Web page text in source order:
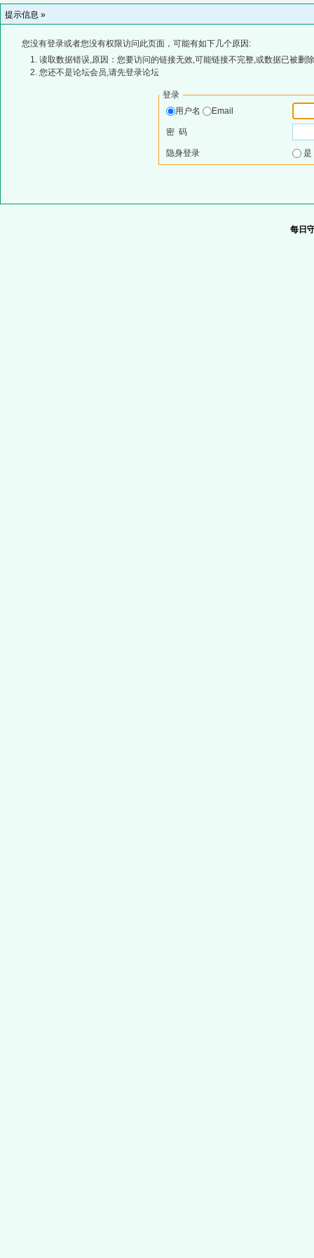
提示信息 »
您没有登录或者您没有权限访问此页面，可能有如下几个原因:
读取数据错误,原因：您要访问的链接无效,可能链接不完整,或数据已被删
您还不是论坛会员,请先登录论坛
登录
用户名
Email
密 码
隐身登录
每日